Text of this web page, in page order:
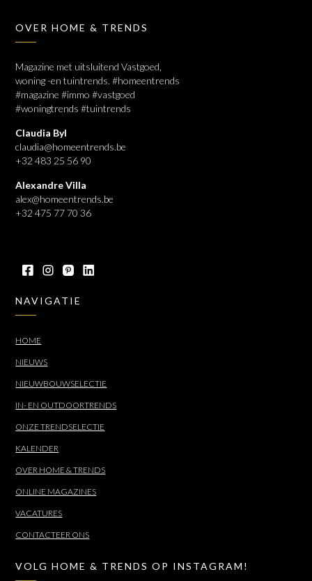
OVER HOME & TRENDS
Magazine met uitsluitend Vastgoed,
woning -en tuintrends. #homeentrends
#magazine #immo #vastgoed
#woningtrends #tuintrends
Claudia Byl
claudia@homeentrends.be
+32 483 25 56 90
Alexandre Villa
alex@homeentrends.be
+32 475 77 70 36
NAVIGATIE
HOME
NIEUWS
NIEUWBOUWSELECTIE
IN- EN OUTDOORTRENDS
ONZE TRENDSELECTIE
KALENDER
OVER HOME & TRENDS
ONLINE MAGAZINES
VACATURES
CONTACTEER ONS
VOLG HOME & TRENDS OP INSTAGRAM!